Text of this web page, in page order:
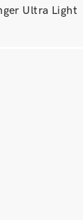
Ultra Light